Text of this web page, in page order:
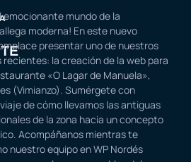
emocionante mundo de la
moderna! En este nuevo
presentar uno de nuestros
la creación de la web para
«O Lagar de Manuela»,
(Vimianzo). Sumérgete con
de cómo llevamos las antiguas
de la zona hacia un concepto
Acompáñanos mientras te
nuestro equipo en WP Nordés